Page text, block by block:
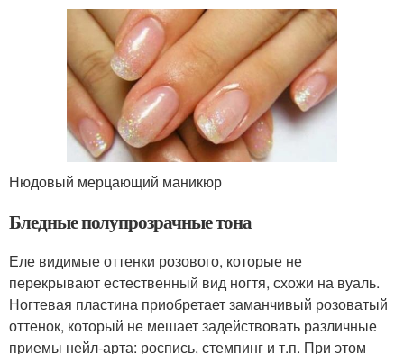
Нюдовый мерцающий маникюр
Бледные полупрозрачные тона
Еле видимые оттенки розового, которые не
перекрывают естественный вид ногтя, схожи на вуаль.
Ногтевая пластина приобретает заманчивый розоватый
оттенок, который не мешает задействовать различные
приемы нейл-арта: роспись, стемпинг и т.п. При этом